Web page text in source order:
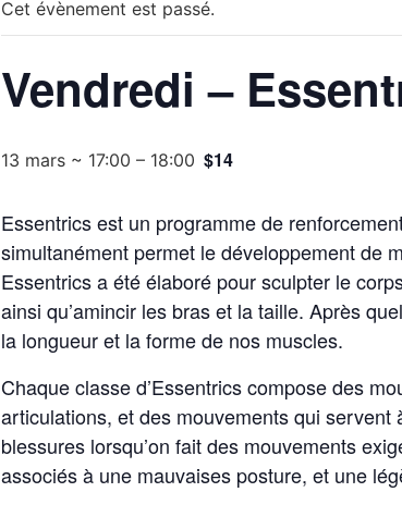
Cet évènement est passé.
Vendredi –
13 mars ~ 17:00 – 18:00 $14
Essentrics est un programme de
simultanément permet le développement de
Essentrics a été élaboré pour sculpter le
ainsi qu’amincir les bras et la taille. Après
la longueur et la forme de nos muscles.
Chaque classe d’Essentrics compose des
articulations, et des mouvements qui
blessures lorsqu’on fait des mouvements
associés à une mauvaises posture, et une